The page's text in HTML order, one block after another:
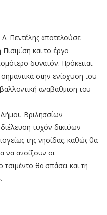
Πεντέλης αποτελούσε
και το έργο
δυνατόν. Πρόκειται
στην ενίσχυση του
αναβάθμιση του
Βριλησσίων
τυχόν δικτύων
της νησίδας, καθώς θα
να ανοίξουν οι
θα σπάσει και τη